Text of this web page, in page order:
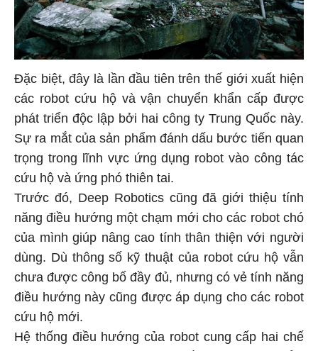
Đặc biệt, đây là lần đầu tiên trên thế giới xuất hiện
các robot cứu hộ và vận chuyển khẩn cấp được
phát triển độc lập bởi hai công ty Trung Quốc này.
Sự ra mắt của sản phẩm đánh dấu bước tiến quan
trọng trong lĩnh vực ứng dụng robot vào công tác
cứu hộ và ứng phó thiên tai.
Trước đó, Deep Robotics cũng đã giới thiệu tính
năng điều hướng một chạm mới cho các robot chó
của mình giúp nâng cao tính thân thiện với người
dùng. Dù thông số kỹ thuật của robot cứu hộ vẫn
chưa được công bố đầy đủ, nhưng có vẻ tính năng
điều hướng này cũng được áp dụng cho các robot
cứu hộ mới.
Hệ thống điều hướng của robot cung cấp hai chế